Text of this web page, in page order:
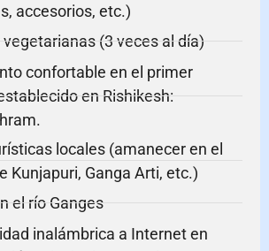
accesorios, etc.)
(3 veces al día)
confortable en el primer
en Rishikesh:
locales (amanecer en el
Kunjapuri, Ganga Arti, etc.)
el río Ganges
inalámbrica a Internet en